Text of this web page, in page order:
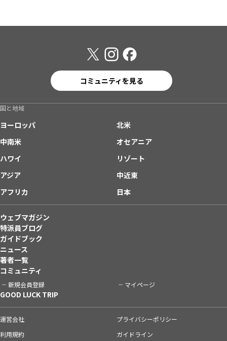
コミュニティを見る
国と地域
ヨーロッパ
北米
中南米
オセアニア
ハワイ
リゾート
アジア
中近東
アフリカ
日本
ウェブマガジン
特派員ブログ
ガイドブック
ニュース
著者一覧
コミュニティ
新規会員登録 マイページ
GOOD LUCK TRIP
運営会社
プライバシーポリシー
利用規約
ガイドライン